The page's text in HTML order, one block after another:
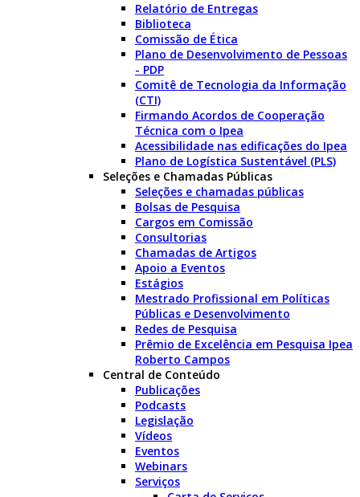
Relatório de Entregas
Biblioteca
Comissão de Ética
Plano de Desenvolvimento de Pessoas
- PDP
Comitê de Tecnologia da Informação
(CTI)
Firmando Acordos de Cooperação
Técnica com o Ipea
Acessibilidade nas edificações do Ipea
Plano de Logística Sustentável (PLS)
Seleções e Chamadas Públicas
Seleções e chamadas públicas
Bolsas de Pesquisa
Cargos em Comissão
Consultorias
Chamadas de Artigos
Apoio a Eventos
Estágios
Mestrado Profissional em Políticas
Públicas e Desenvolvimento
Redes de Pesquisa
Prêmio de Excelência em Pesquisa Ipea
Roberto Campos
Central de Conteúdo
Publicações
Podcasts
Legislação
Vídeos
Eventos
Webinars
Serviços